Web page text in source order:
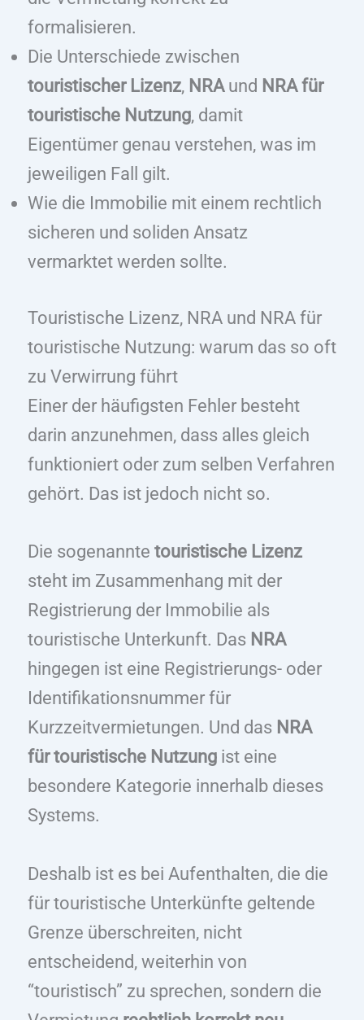
formalisieren.
Die Unterschiede zwischen
touristischer Lizenz, NRAund NRA für
touristische Nutzung, damit
Eigentümer genau verstehen, was im
jeweiligen Fall gilt.
Wie die Immobilie mit einem rechtlich
sicheren und soliden Ansatz
vermarktet werden sollte.
Touristische Lizenz, NRA und NRA für
touristische Nutzung: warum das so oft
zu Verwirrung führt
Einer der häufigsten Fehler besteht
darin anzunehmen, dass alles gleich
funktioniert oder zum selben Verfahren
gehört. Das ist jedoch nicht so.
Die sogenannte touristische Lizenz
steht im Zusammenhang mit der
Registrierung der Immobilie als
touristische Unterkunft. Das NRA
hingegen ist eine Registrierungs- oder
Identifikationsnummer für
Kurzzeitvermietungen. Und das NRA
für touristische Nutzungist eine
besondere Kategorie innerhalb dieses
Systems.
Deshalb ist es bei Aufenthalten, die die
für touristische Unterkünfte geltende
Grenze überschreiten, nicht
entscheidend, weiterhin von
“touristisch” zu sprechen, sondern die